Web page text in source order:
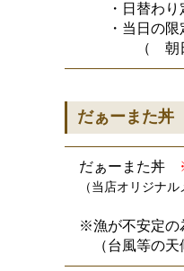
・日替わり定
・当日の限
（　朝日豚
だぁーまた丼
だぁーまた丼
（当店オリジナ
※漁が不安定の
（台風等の天